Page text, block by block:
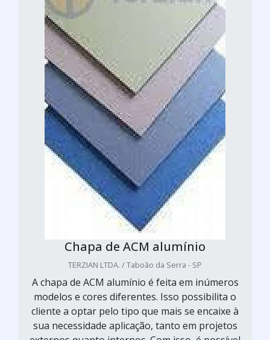
Chapa de ACM alumínio
TERZIAN LTDA. / Taboão da Serra - SP
A chapa de ACM alumínio é feita em inúmeros
modelos e cores diferentes. Isso possibilita o
cliente a optar pelo tipo que mais se encaixe à
sua necessidade aplicação, tanto em projetos